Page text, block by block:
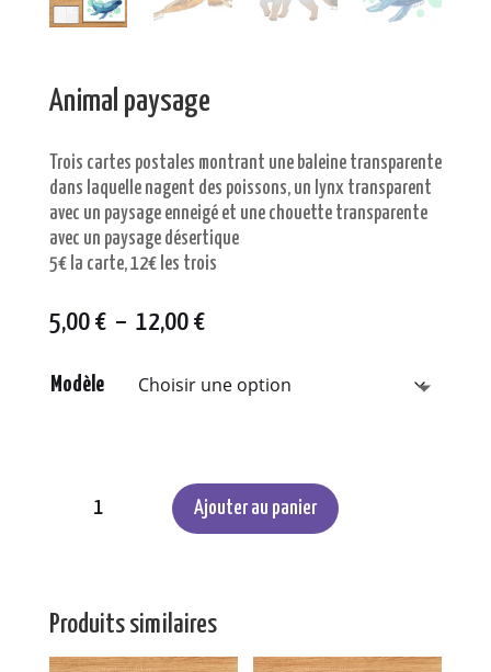
Animal paysage
Trois cartes postales montrant une baleine transparente
dans laquelle nagent des poissons, un lynx transparent
avec un paysage enneigé et une chouette transparente
avec un paysage désertique
5€ la carte, 12€ les trois
5,00 € – 12,00 €Plage
5,00 €
Modèle
Ajouter au panier
Produits similaires